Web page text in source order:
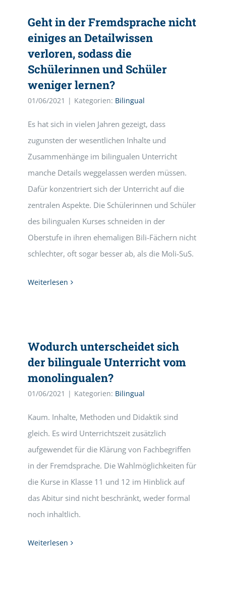
Geht in der Fremdsprache nicht
einiges an Detailwissen
verloren, sodass die
Schülerinnen und Schüler
weniger lernen?
01/06/2021 | Kategorien: Bilingual
Es hat sich in vielen Jahren gezeigt, dass
zugunsten der wesentlichen Inhalte und
Zusammenhänge im bilingualen Unterricht
manche Details weggelassen werden müssen.
Dafür konzentriert sich der Unterricht auf die
zentralen Aspekte. Die Schülerinnen und Schüler
des bilingualen Kurses schneiden in der
Oberstufe in ihren ehemaligen Bili-Fächern nicht
schlechter, oft sogar besser ab, als die Moli-SuS.
Weiterlesen
Wodurch unterscheidet sich
der bilinguale Unterricht vom
monolingualen?
01/06/2021 | Kategorien: Bilingual
Kaum. Inhalte, Methoden und Didaktik sind
gleich. Es wird Unterrichtszeit zusätzlich
aufgewendet für die Klärung von Fachbegriffen
in der Fremdsprache. Die Wahlmöglichkeiten für
die Kurse in Klasse 11 und 12 im Hinblick auf
das Abitur sind nicht beschränkt, weder formal
noch inhaltlich.
Weiterlesen